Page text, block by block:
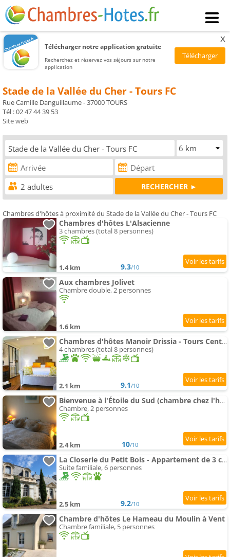
Télécharger notre application gratuite
Recherchez et réservez vos séjours sur notre
application
x
Stade de la Vallée du Cher - Tours FC
Rue Camille Danguillaume - 37000 TOURS
Tél : 02 47 44 39 53
Site web
Chambres d'hôtes à proximité du Stade de la Vallée du Cher - Tours FC
Chambres d'hôtes L'Alsacienne
3 chambres (total 8 personnes)
1.4 km 9.3/10
Aux chambres Jolivet
Chambre double, 2 personnes
1.6 km
Chambres d'hôtes Manoir Drissia - Tours Centre, France
4 chambres (total 8 personnes)
2.1 km 9.1/10
Bienvenue à l'Étoile du Sud (chambre chez l'habitant)
Chambre, 2 personnes
2.4 km 10/10
La Closerie du Petit Bois - Appartement de 3 chambres
Suite familiale, 6 personnes
2.5 km 9.2/10
Chambre d'hôtes Le Hameau du Moulin à Vent
Chambre familiale, 5 personnes